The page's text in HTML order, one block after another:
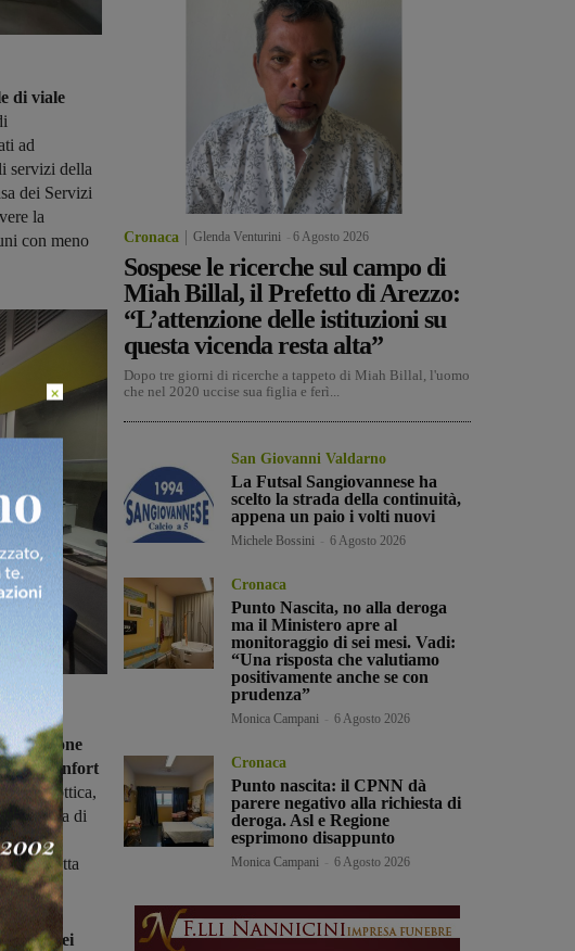
di viale
ad
servizi della
dei Servizi
la
con meno
fruizione
del confort
quest’ottica,
linea di
di
corretta
dei
Cronaca Glenda Venturini 6 Agosto 2026
Sospese le ricerche sul campo di
Miah Billal, il Prefetto di Arezzo:
“L’attenzione delle istituzioni su
questa vicenda resta alta”
Dopo tre giorni di ricerche a tappeto di Miah Billal, l'uomo
che nel 2020 uccise sua figlia e ferì...
San Giovanni Valdarno
La Futsal Sangiovannese ha
scelto la strada della continuità,
appena un paio i volti nuovi
Michele Bossini 6 Agosto 2026
Cronaca
Punto Nascita, no alla deroga
ma il Ministero apre al
monitoraggio di sei mesi. Vadi:
“Una risposta che valutiamo
positivamente anche se con
prudenza”
Monica Campani 6 Agosto 2026
Cronaca
Punto nascita: il CPNN dà
parere negativo alla richiesta di
deroga. Asl e Regione
esprimono disappunto
Monica Campani 6 Agosto 2026
×